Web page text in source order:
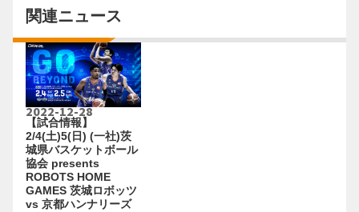
関連ニュース
2022-12-28
【試合情報】
2/4(土)5(日) (一社)茨
城県バスケットボール
協会 presents
ROBOTS HOME
GAMES 茨城ロボッツ
vs 京都ハンナリーズ